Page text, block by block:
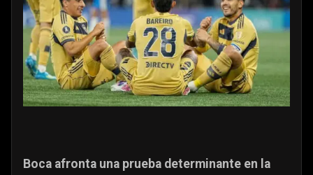
Boca afronta una prueba determinante en la